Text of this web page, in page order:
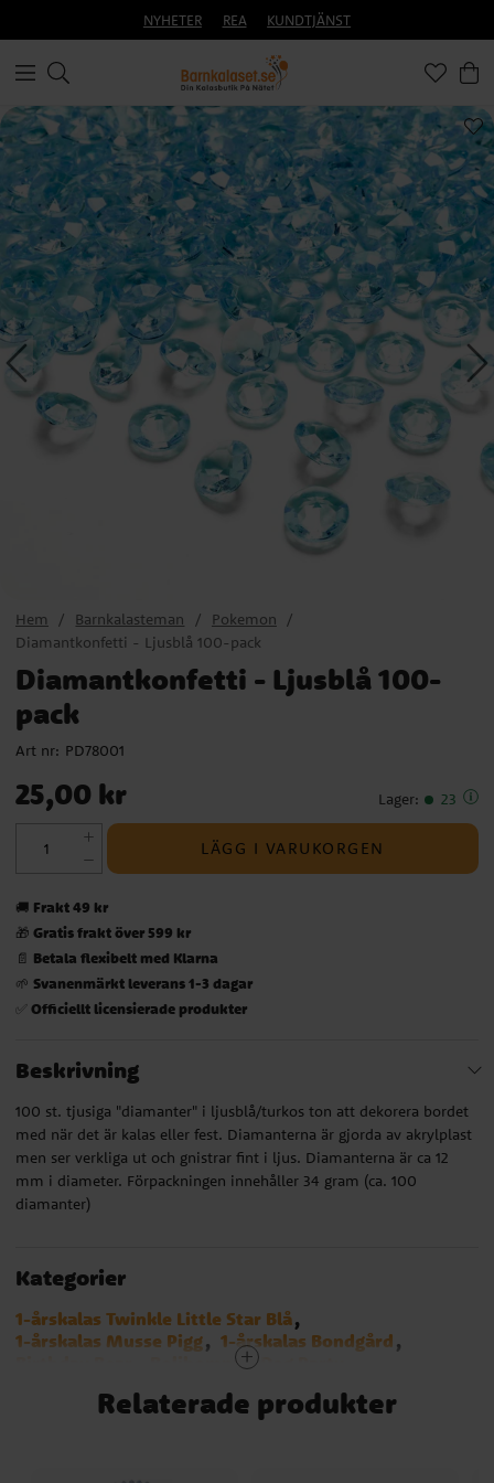
NYHETER REA KUNDTJÄNST
Hem Barnkalasteman
Pokemon
Diamantkonfetti - Ljusblå 100-pack
Diamantkonfetti - Ljusblå 100-
pack
Art nr: PD78001
Pris
25,00 kr
25,00 kr Lager: 23
LÄGG I VARUKORGEN
🚚 Frakt 49 kr
🎁 Gratis frakt över 599 kr
📄 Betala flexibelt med Klarna
🌱 Svanenmärkt leverans 1-3 dagar
✅ Officiellt licensierade produkter
Beskrivning
100 st. tjusiga "diamanter" i ljusblå/turkos ton att dekorera bordet
med när det är kalas eller fest. Diamanterna är gjorda av akrylplast
men ser verkliga ut och gnistrar fint i ljus. Diamanterna är ca 12
mm i diameter. Förpackningen innehåller 34 gram (ca. 100
diamanter)
Kategorier
1-årskalas Twinkle Little Star Blå
1-årskalas Musse Pigg
1-årskalas Bondgård
Bolibompa
Twinkle Little Star Blå
Pandakalas
Blues Clues
Relaterade produkter